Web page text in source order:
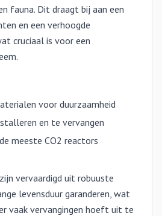
fauna. Dit draagt bij aan een
en een verhoogde
cruciaal is voor een
voor duurzaamheid
en te vervangen
meeste CO2 reactors
vervaardigd uit robuuste
levensduur garanderen, wat
vaak vervangingen hoeft uit te